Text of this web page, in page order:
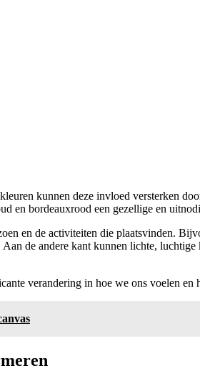
kunnen deze invloed versterken
en bordeauxrood een gezellige en
en de activiteiten die plaatsvinden.
de andere kant kunnen lichte,
verandering in hoe we ons voelen